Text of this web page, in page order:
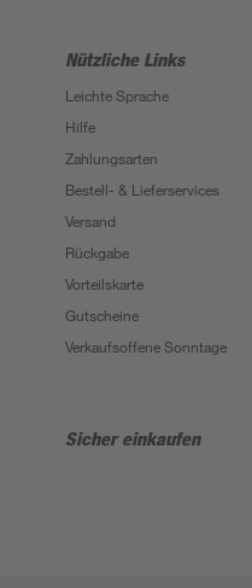
Nützliche Links
Leichte Sprache
Hilfe
Zahlungsarten
Bestell- & Lieferservices
Versand
Rückgabe
Vorteilskarte
Gutscheine
Verkaufsoffene Sonntage
Sicher einkaufen